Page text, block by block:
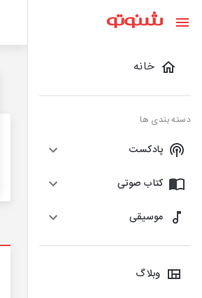
خانه
دسته بندی ها
پادکست
کتاب صوتی
موسیقی
وبلاگ